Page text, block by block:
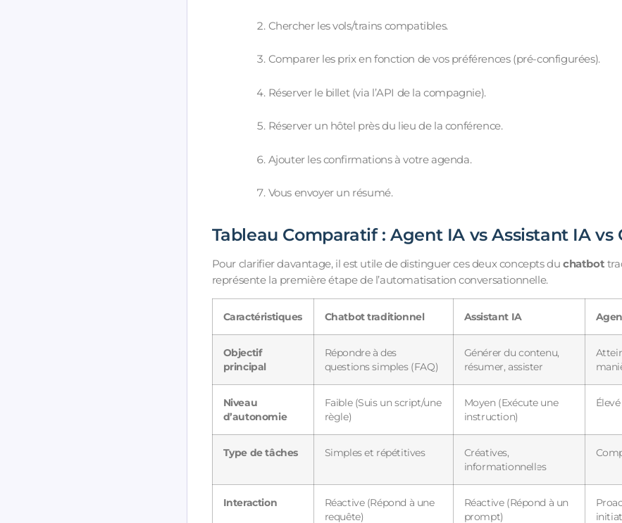
Chercher les vols/trains compatibles.
Comparer les prix en fonction de vos préférences (pré-configurées).
Réserver le billet (via l’API de la compagnie).
Réserver un hôtel près du lieu de la conférence.
Ajouter les confirmations à votre agenda.
Vous envoyer un résumé.
Tableau Comparatif : Agent IA vs Assistant IA vs
Pour clarifier davantage, il est utile de distinguer ces deux concepts du chatbot
représente la première étape de l’automatisation conversationnelle.
Caractéristiques Chatbot traditionnel Assistant IA
Objectif
principal
Répondre à des
questions simples (FAQ)
Générer du contenu,
résumer, assister
Niveau
d’autonomie
Faible (Suis un script/une
règle)
Moyen (Exécute une
instruction)
Type de tâches Simples et répétitives
Créatives,
informationnelles
Interaction
Réactive (Répond à une
requête)
Réactive (Répond à un
prompt)